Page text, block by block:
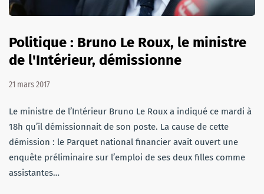
Politique : Bruno Le Roux, le ministre
de l'Intérieur, démissionne
21 mars 2017
Le ministre de l’Intérieur Bruno Le Roux a indiqué ce mardi à
18h qu’il démissionnait de son poste. La cause de cette
démission : le Parquet national financier avait ouvert une
enquête préliminaire sur l’emploi de ses deux filles comme
assistantes…